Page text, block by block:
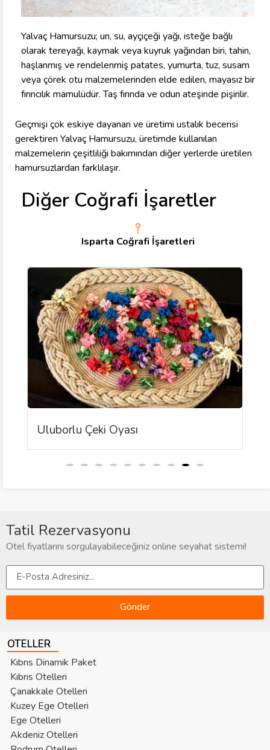
Yalvaç Hamursuzu; un, su, ayçiçeği yağı, isteğe bağlı
olarak tereyağı, kaymak veya kuyruk yağından biri, tahin,
haşlanmış ve rendelenmiş patates, yumurta, tuz, susam
veya çörek otu malzemelerinden elde edilen, mayasız bir
fırıncılık mamulüdür. Taş fırında ve odun ateşinde pişirilir.
Geçmişi çok eskiye dayanan ve üretimi ustalık becerisi
gerektiren Yalvaç Hamursuzu, üretimde kullanılan
malzemelerin çeşitliliği bakımından diğer yerlerde üretilen
hamursuzlardan farklılaşır.
Diğer Coğrafi İşaretler
Isparta Coğrafi İşaretleri
Uluborlu Çeki Oyası
Tatil Rezervasyonu
Otel fiyatlarını sorgulayabileceğiniz online seyahat sistemi!
Gönder
OTELLER
Kıbrıs Dinamik Paket
Kıbrıs Otelleri
Çanakkale Otelleri
Kuzey Ege Otelleri
Ege Otelleri
Akdeniz Otelleri